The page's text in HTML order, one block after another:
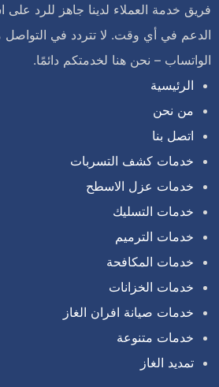
فريق خدمة العملاء لدينا جاهز للرد على
الدعم في أي وقت. لا تتردد في التواصل
الواتساب – نحن هنا لخدمتكم دائمًا.
الرئيسية
من نحن
اتصل بنا
خدمات كشف التسربات
خدمات عزل الاسطح
خدمات التسليك
خدمات الترميم
خدمات المكافحة
خدمات الخزانات
خدمات صيانة افران الغاز
خدمات متنوعة
تمديد الغاز